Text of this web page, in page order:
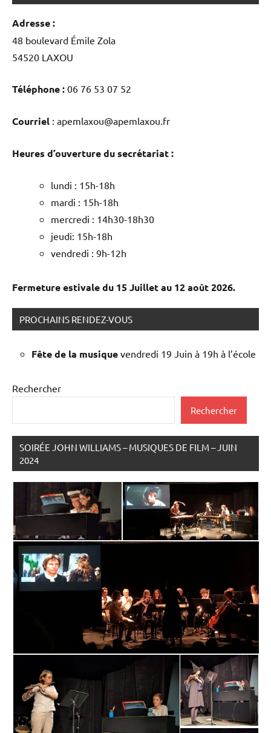
Adresse :
48 boulevard Émile Zola
54520 LAXOU
Téléphone : 06 76 53 07 52
Courriel : apemlaxou@apemlaxou.fr
Heures d’ouverture du secrétariat :
lundi : 15h-18h
mardi : 15h-18h
mercredi : 14h30-18h30
jeudi: 15h-18h
vendredi : 9h-12h
Fermeture estivale du 15 Juillet au 12 août 2026.
PROCHAINS RENDEZ-VOUS
Fête de la musique vendredi 19 Juin à 19h à l’école
Rechercher
Rechercher
SOIRÉE JOHN WILLIAMS – MUSIQUES DE FILM – JUIN
2024